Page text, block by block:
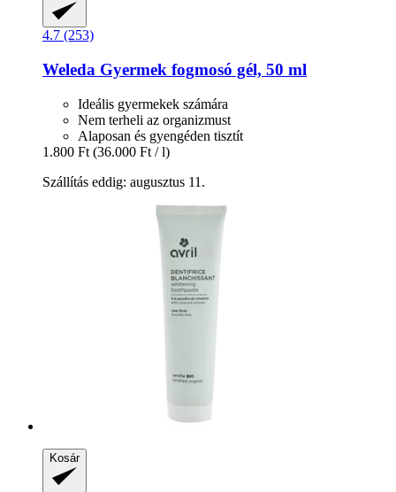
4.7 (253)
Weleda Gyermek fogmosó gél, 50 ml
Ideális gyermekek számára
Nem terheli az organizmust
Alaposan és gyengéden tisztít
1.800 Ft (36.000 Ft / l)
Szállítás eddig: augusztus 11.
Kosár